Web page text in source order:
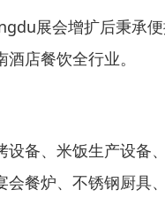
展会增扩后秉承
店餐饮全行业。
备、米饭生产设
餐炉、不锈钢厨